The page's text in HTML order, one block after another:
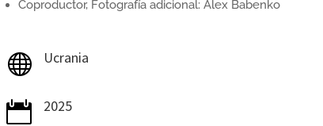
Coproductor, Fotografía adicional: Alex Babenko
 Ucrania
 2025